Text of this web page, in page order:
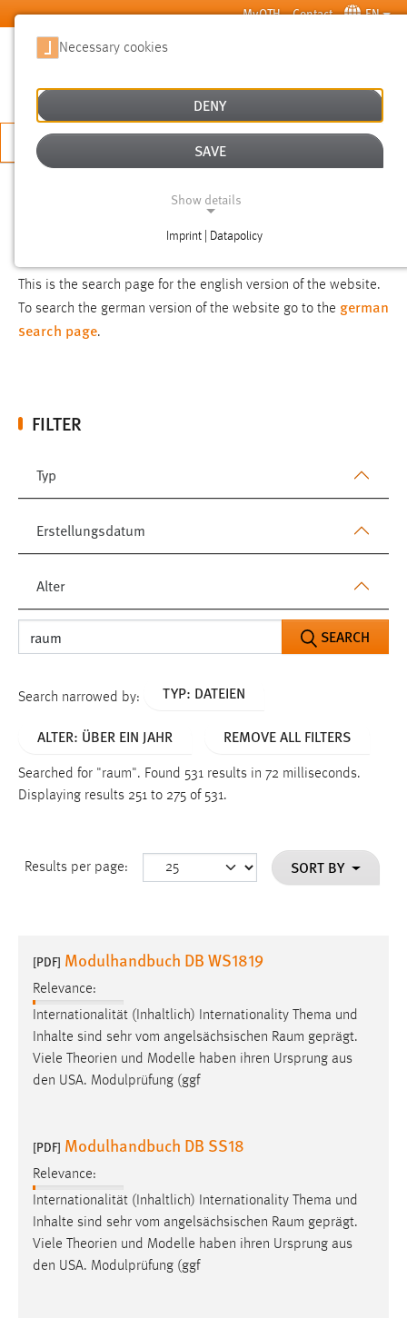
Skip to main content MyOTH Contact EN
APPLY NOW
This is the search page for the english version of the website.
To search the german version of the website go to the german
search page.
FILTER
Typ
Erstellungsdatum
Alter
SEARCH
Search narrowed by: TYP: DATEIEN
ALTER: ÜBER EIN JAHR REMOVE ALL FILTERS
Searched for "raum". Found 531 results in 72 milliseconds.
Displaying results 251 to 275 of 531.
Results per page: SORT BY
[PDF] Modulhandbuch DB WS1819
Relevance:
Internationalität (Inhaltlich) Internationality Thema und
Inhalte sind sehr vom angelsächsischen Raum geprägt.
Viele Theorien und Modelle haben ihren Ursprung aus
den USA. Modulprüfung (ggf
[PDF] Modulhandbuch DB SS18
Relevance:
Internationalität (Inhaltlich) Internationality Thema und
Inhalte sind sehr vom angelsächsischen Raum geprägt.
Viele Theorien und Modelle haben ihren Ursprung aus
den USA. Modulprüfung (ggf
Necessary cookies
DENY
SAVE
Show details
Imprint | Datapolicy